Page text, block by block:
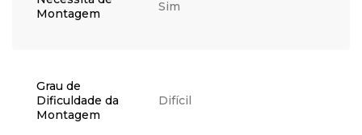
Montagem
Sim
Grau de
Dificuldade da
Montagem
Difícil